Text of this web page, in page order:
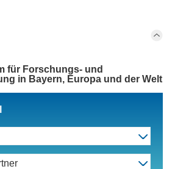
für Forschungs- und
in Bayern, Europa und der Welt